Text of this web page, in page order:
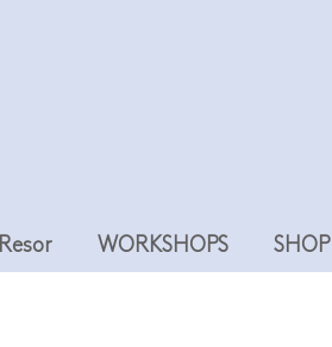
Resor WORKSHOPS SHOP